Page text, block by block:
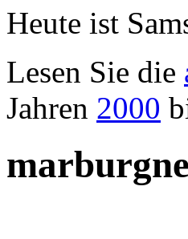
Heute ist
Lesen Sie die
Jahren 2000